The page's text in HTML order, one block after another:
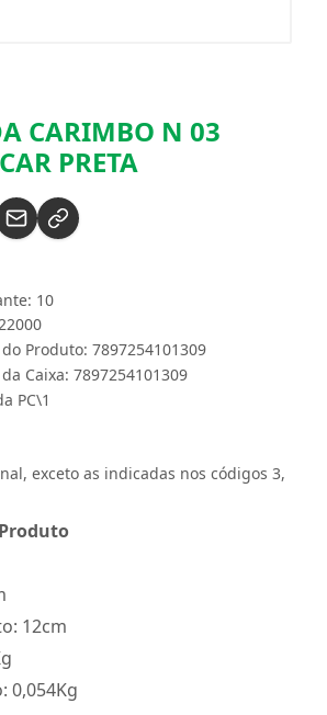
CARIMBO N 03
PRETA
10
Produto: 7897254101309
Caixa: 7897254101309
PC\1
exceto as indicadas nos códigos 3,
12cm
0,054Kg